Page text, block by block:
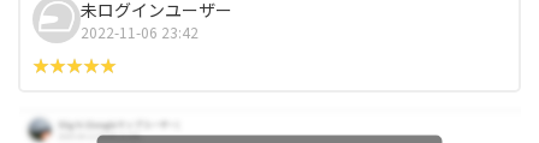
未ログインユーザー
2022-11-06 23:42